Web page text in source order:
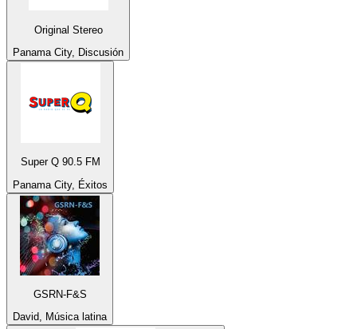
Original Stereo
Panama City, Discusión
Super Q 90.5 FM
Panama City, Éxitos
GSRN-F&S
David, Música latina